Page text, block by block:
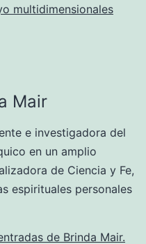
multidimensionales
Mair
e investigadora del
en un amplio
de Ciencia y Fe,
espirituales personales
de Brinda Mair.